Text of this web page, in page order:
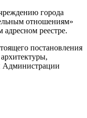
города
отношениям»
адресном реестре.
постановления
Администрации